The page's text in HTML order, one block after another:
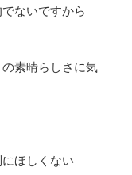
ないですから
素晴らしさに気
ほしくない